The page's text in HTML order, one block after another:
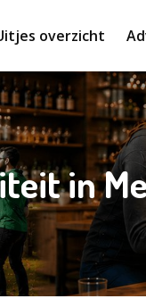
overzicht
in